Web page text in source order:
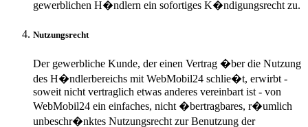
gewerblichen H�ndlern ein sofortiges K�ndigungsrecht zu.
Nutzungsrecht
Der gewerbliche Kunde, der einen Vertrag �ber die Nutzung
des H�ndlerbereichs mit WebMobil24 schlie�t, erwirbt -
soweit nicht vertraglich etwas anderes vereinbart ist - von
WebMobil24 ein einfaches, nicht �bertragbares, r�umlich
unbeschr�nktes Nutzungsrecht zur Benutzung der